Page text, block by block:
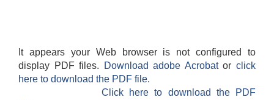
It appears your Web browser is not configured to
display PDF files.
Download adobe Acrobatorclick
here to download the PDF file.
Click here to download the PDF